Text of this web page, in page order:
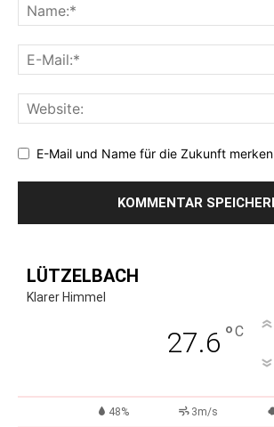
E-Mail und Name für die Zukunft merken
LÜTZELBACH
Klarer Himmel
27.6 °C
48% 3m/s